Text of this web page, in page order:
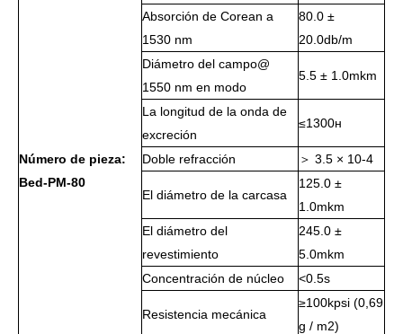
Número de pieza:
Bed-PM-80
Absorción de Corean a
1530 nm
80.0 ±
20.0db/m
Diámetro del campo@
1550 nm en modo
5.5 ± 1.0mkm
La longitud de la onda de
excreción
≤1300н
Doble refracción ＞ 3.5 × 10-4
El diámetro de la carcasa
125.0 ±
1.0mkm
El diámetro del
revestimiento
245.0 ±
5.0mkm
Concentración de núcleo
<0.5s
Resistencia mecánica
≥100kpsi (0,69
g / m2)